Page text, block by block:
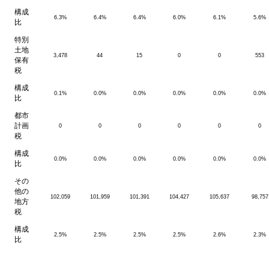
構成
比
6.3% 6.4% 6.4% 6.0% 6.1% 5.6%
特別
土地
保有
税
3,478 44 15 0 0 553
構成
比
0.1% 0.0% 0.0% 0.0% 0.0% 0.0%
都市
計画
税
0 0 0 0 0 0
構成
比
0.0% 0.0% 0.0% 0.0% 0.0% 0.0%
その
他の
地方
税
102,059 101,959 101,391 104,427 105,637 98,757
構成
比
2.5% 2.5% 2.5% 2.5% 2.6% 2.3%